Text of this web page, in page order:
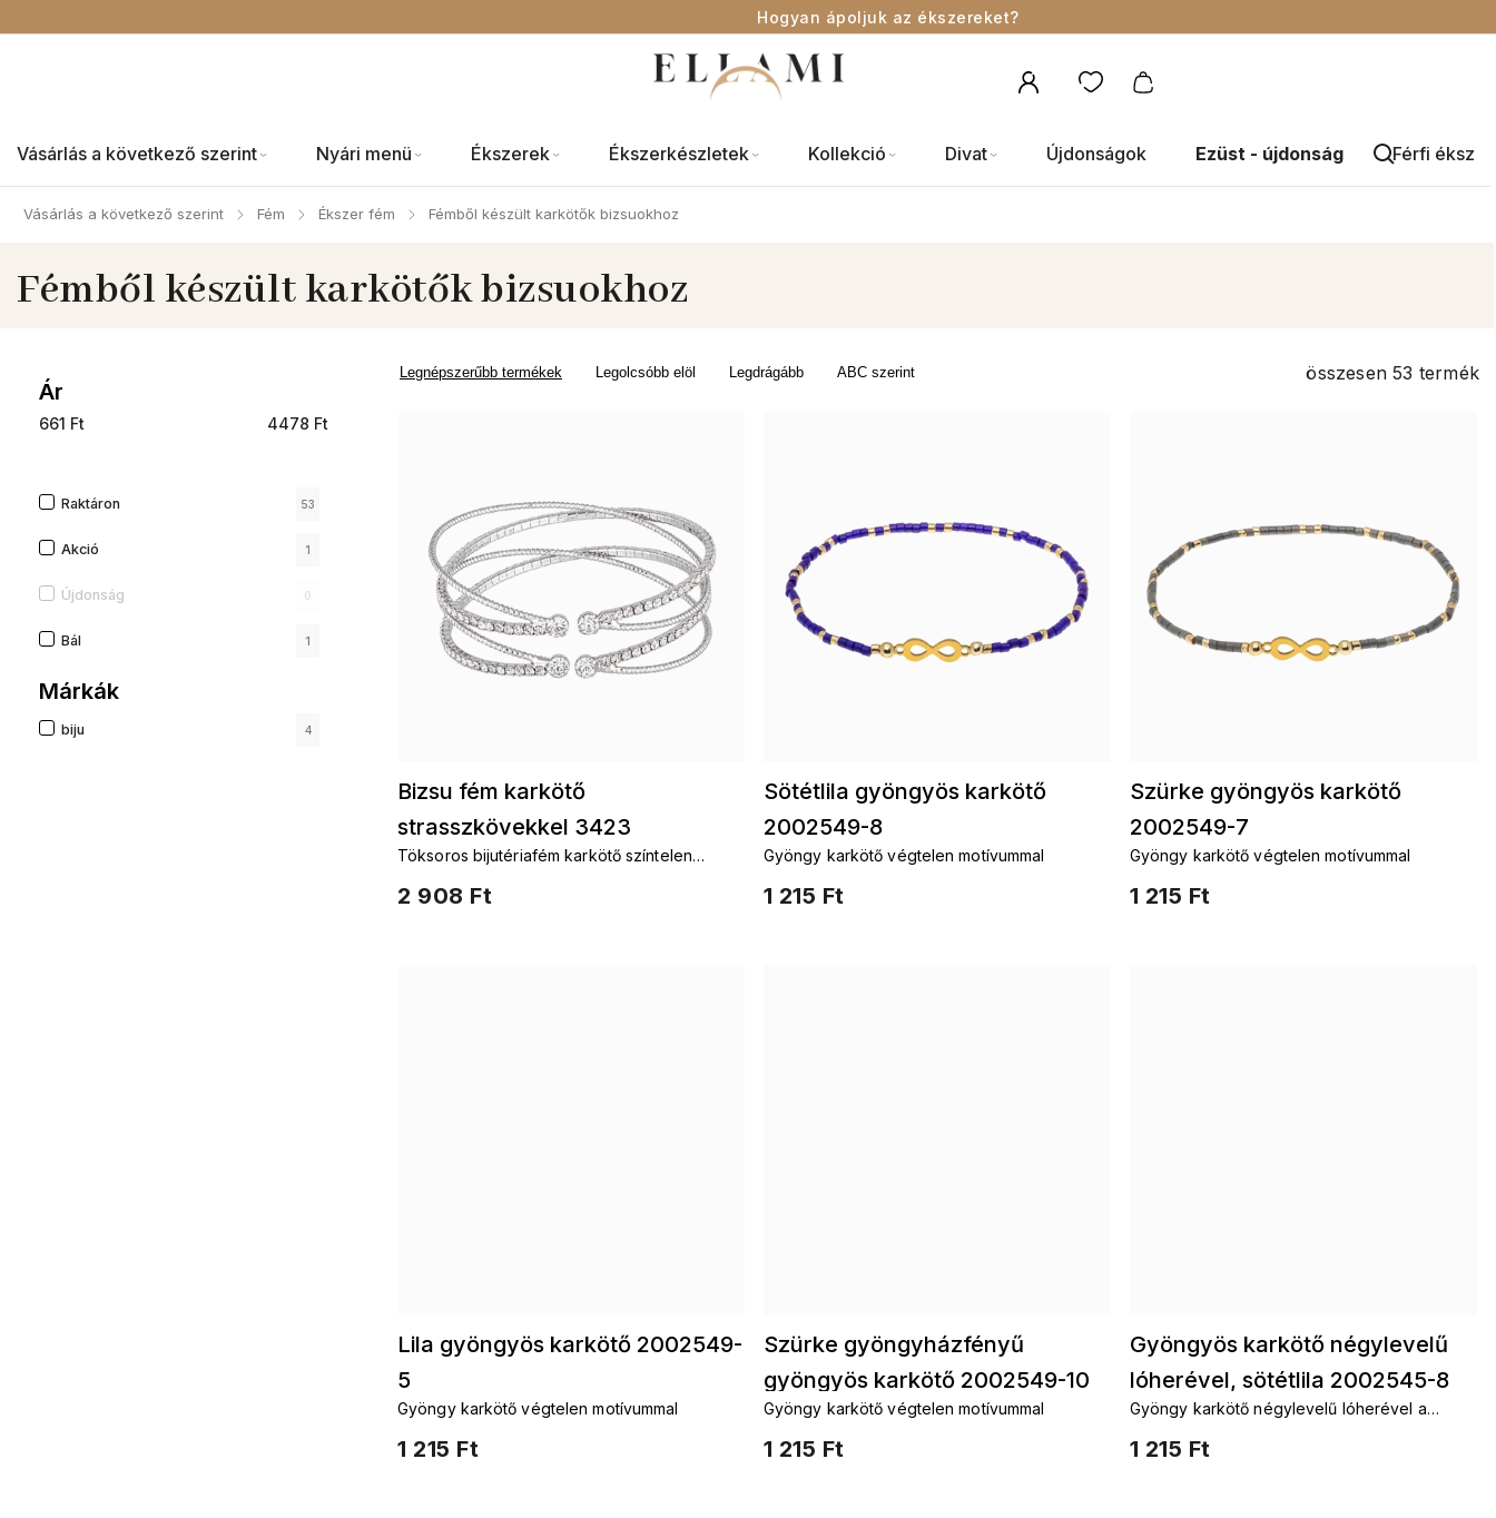
Hogyan ápoljuk az ékszereket?
Vásárlás a következő szerint Nyári menü Ékszerek Ékszerkészletek Kollekció Divat Újdonságok Ezüst - újdonság Férfi
Vásárlás a következő szerint / Fém / Ékszer fém / Fémből készült karkötők bizsuokhoz
Fémből készült karkötők bizsuokhoz
Ár
661 Ft 4478 Ft
Raktáron 53
Akció 1
Újdonság 0
Bál 1
Márkák
biju 4
Legnépszerűbb termékek Legolcsóbb elöl Legdrágább ABC szerint összesen53 termék
Bizsu fém karkötő
strasszkövekkel 3423
2 908 Ft
Töksoros bijutériafém karkötő színtelen
Sötétlila gyöngyös karkötő
2002549-8
1 215 Ft
Gyöngy karkötő végtelen motívummal
Szürke gyöngyös karkötő
2002549-7
1 215 Ft
Gyöngy karkötő végtelen motívummal
Lila gyöngyös karkötő 2002549-
5
1 215 Ft
Gyöngy karkötő végtelen motívummal
Szürke gyöngyházfényű
gyöngyös karkötő 2002549-10
1 215 Ft
Gyöngy karkötő végtelen motívummal
Gyöngyös karkötő négylevelű
lóherével, sötétlila 2002545-8
1 215 Ft
Gyöngy karkötő négylevelű lóherével a